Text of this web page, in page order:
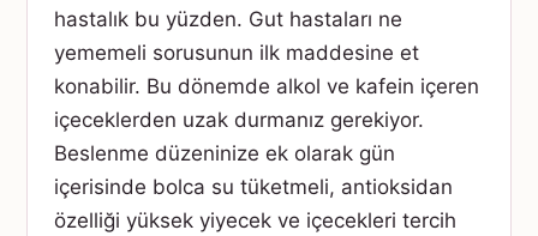
hastalık bu yüzden. Gut hastaları ne
yememeli sorusunun ilk maddesine et
konabilir. Bu dönemde alkol ve kafein içeren
içeceklerden uzak durmanız gerekiyor.
Beslenme düzeninize ek olarak gün
içerisinde bolca su tüketmeli, antioksidan
özelliği yüksek yiyecek ve içecekleri tercih